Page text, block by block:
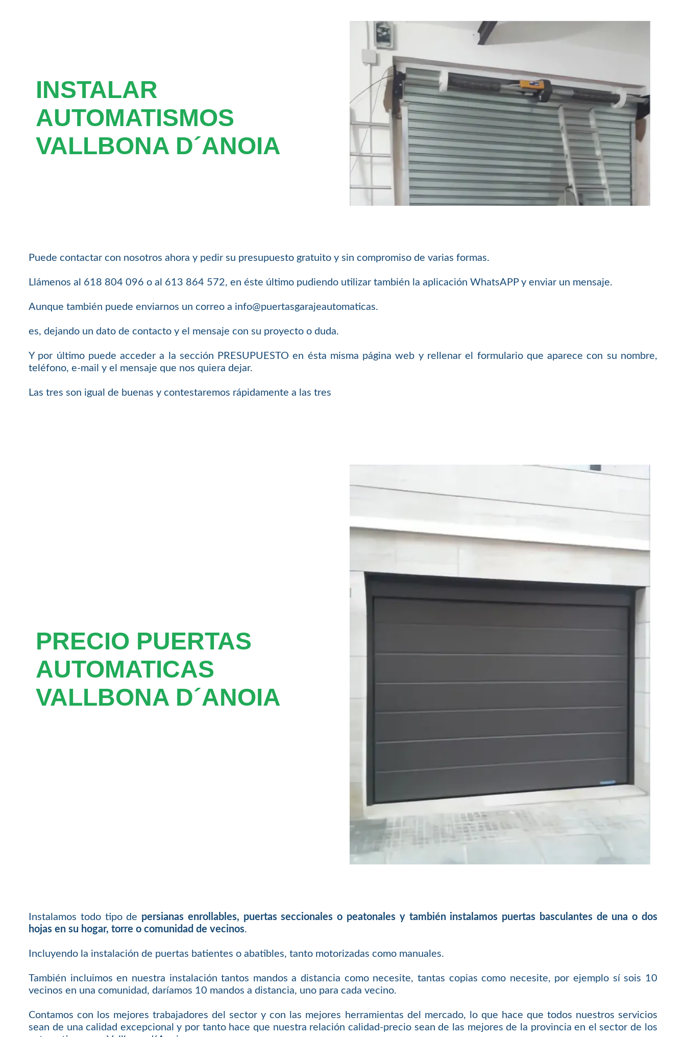
INSTALAR
AUTOMATISMOS
VALLBONA D´ANOIA
Puede contactar con nosotros ahora y pedir su presupuesto gratuito y sin compromiso de varias formas.
Llámenos al 618 804 096 o al 613 864 572, en éste último pudiendo utilizar también la aplicación WhatsAPP y enviar un mensaje.
Aunque también puede enviarnos un correo a info@puertasgarajeautomaticas.
es, dejando un dato de contacto y el mensaje con su proyecto o duda.
Y por último puede acceder a la sección PRESUPUESTO en ésta misma página web y rellenar el formulario que aparece con su nombre,
teléfono, e-mail y el mensaje que nos quiera dejar.
Las tres son igual de buenas y contestaremos rápidamente a las tres
PRECIO PUERTAS
AUTOMATICAS
VALLBONA D´ANOIA
Instalamos todo tipo de persianas enrollables, puertas seccionales o peatonales y también instalamos puertas basculantes de una o dos
hojas en su hogar, torre o comunidad de vecinos.
Incluyendo la instalación de puertas batientes o abatibles, tanto motorizadas como manuales.
También incluimos en nuestra instalación tantos mandos a distancia como necesite, tantas copias como necesite, por ejemplo sí sois 10
vecinos en una comunidad, daríamos 10 mandos a distancia, uno para cada vecino.
Contamos con los mejores trabajadores del sector y con las mejores herramientas del mercado, lo que hace que todos nuestros servicios
sean de una calidad excepcional y por tanto hace que nuestra relación calidad-precio sean de las mejores de la provincia en el sector de los